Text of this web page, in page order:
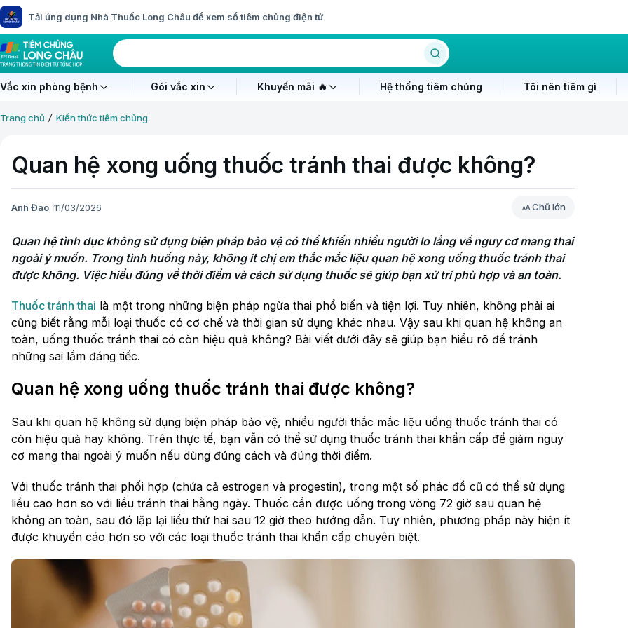
Tải ứng dụng Nhà Thuốc Long Châu để xem sổ tiêm chủng điện tử
Vắc xin phòng bệnh Gói vắc xin Khuyến mãi 🔥 Hệ thống tiêm chủng Tôi nên tiêm gì
Trang chủ Kiến thức tiêm chủng
Quan hệ xong uống thuốc tránh thai được không?
Anh Đào 11/03/2026 Chữ lớn
Quan hệ tình dục không sử dụng biện pháp bảo vệ có thể khiến nhiều người lo lắng về nguy cơ mang thai
ngoài ý muốn. Trong tình huống này, không ít chị em thắc mắc liệu quan hệ xong uống thuốc tránh thai
được không. Việc hiểu đúng về thời điểm và cách sử dụng thuốc sẽ giúp bạn xử trí phù hợp và an toàn.
Thuốc tránh thai là một trong những biện pháp ngừa thai phổ biến và tiện lợi. Tuy nhiên, không phải ai
cũng biết rằng mỗi loại thuốc có cơ chế và thời gian sử dụng khác nhau. Vậy sau khi quan hệ không an
toàn, uống thuốc tránh thai có còn hiệu quả không? Bài viết dưới đây sẽ giúp bạn hiểu rõ để tránh
những sai lầm đáng tiếc.
Quan hệ xong uống thuốc tránh thai được không?
Sau khi quan hệ không sử dụng biện pháp bảo vệ, nhiều người thắc mắc liệu uống thuốc tránh thai có
còn hiệu quả hay không. Trên thực tế, bạn vẫn có thể sử dụng thuốc tránh thai khẩn cấp để giảm nguy
cơ mang thai ngoài ý muốn nếu dùng đúng cách và đúng thời điểm.
Với thuốc tránh thai phối hợp (chứa cả estrogen và progestin), trong một số phác đồ cũ có thể sử dụng
liều cao hơn so với liều tránh thai hằng ngày. Thuốc cần được uống trong vòng 72 giờ sau quan hệ
không an toàn, sau đó lặp lại liều thứ hai sau 12 giờ theo hướng dẫn. Tuy nhiên, phương pháp này hiện ít
được khuyến cáo hơn so với các loại thuốc tránh thai khẩn cấp chuyên biệt.